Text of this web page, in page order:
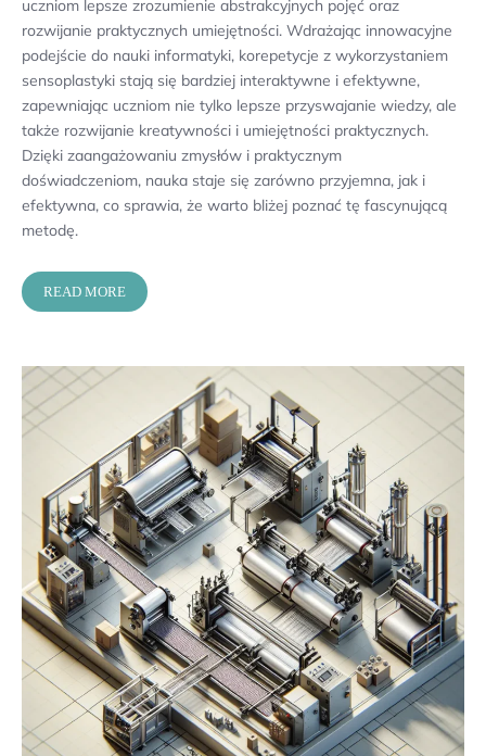
uczniom lepsze zrozumienie abstrakcyjnych pojęć oraz
rozwijanie praktycznych umiejętności. Wdrażając innowacyjne
podejście do nauki informatyki, korepetycje z wykorzystaniem
sensoplastyki stają się bardziej interaktywne i efektywne,
zapewniając uczniom nie tylko lepsze przyswajanie wiedzy, ale
także rozwijanie kreatywności i umiejętności praktycznych.
Dzięki zaangażowaniu zmysłów i praktycznym
doświadczeniom, nauka staje się zarówno przyjemna, jak i
efektywna, co sprawia, że warto bliżej poznać tę fascynującą
metodę.
READ MORE